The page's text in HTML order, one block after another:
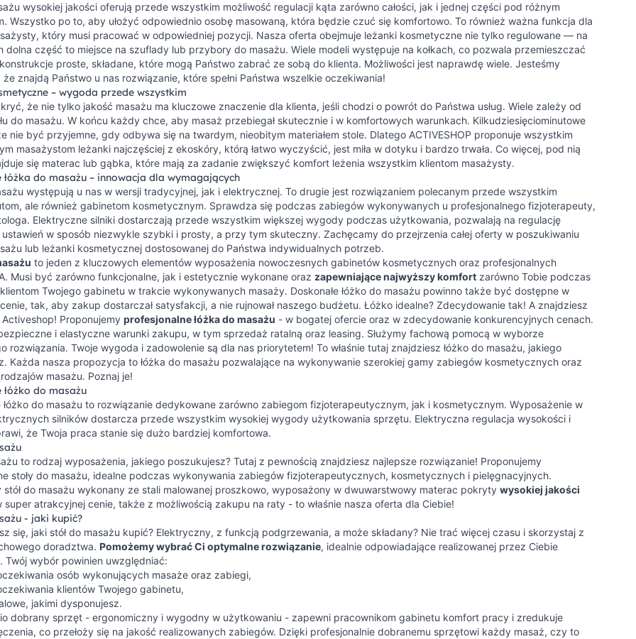
wysokiej jakości oferują przede wszystkim możliwość regulacji kąta zarówno całości, jak i jednej części pod różnym
Wszystko po to, aby ułożyć odpowiednio osobę masowaną, która będzie czuć się komfortowo. To również ważna funkcja dla
który musi pracować w odpowiedniej pozycji. Nasza oferta obejmuje leżanki kosmetyczne nie tylko regulowane — na
dolna część to miejsce na szuflady lub przybory do masażu. Wiele modeli występuje na kołkach, co pozwala przemieszczać
konstrukcje proste, składane, które mogą Państwo zabrać ze sobą do klienta. Możliwości jest naprawdę wiele. Jesteśmy
że znajdą Państwo u nas rozwiązanie, które spełni Państwa wszelkie oczekiwania!
– wygoda przede wszystkim
że nie tylko jakość masażu ma kluczowe znaczenie dla klienta, jeśli chodzi o powrót do Państwa usług. Wiele zależy od
do masażu. W końcu każdy chce, aby masaż przebiegał skutecznie i w komfortowych warunkach. Kilkudziesięciominutowe
nie być przyjemne, gdy odbywa się na twardym, nieobitym materiałem stole. Dlatego ACTIVESHOP proponuje wszystkim
masażystom leżanki najczęściej z ekoskóry, którą łatwo wyczyścić, jest miła w dotyku i bardzo trwała. Co więcej, pod nią
się materac lub gąbka, które mają za zadanie zwiększyć komfort leżenia wszystkim klientom masażysty.
łóżka do masażu – innowacja dla wymagających
występują u nas w wersji tradycyjnej, jak i elektrycznej. To drugie jest rozwiązaniem polecanym przede wszystkim
ale również gabinetom kosmetycznym. Sprawdza się podczas zabiegów wykonywanych u profesjonalnego fizjoterapeuty,
Elektryczne silniki dostarczają przede wszystkim większej wygody podczas użytkowania, pozwalają na regulację
w sposób niezwykle szybki i prosty, a przy tym skuteczny. Zachęcamy do przejrzenia całej oferty w poszukiwaniu
lub leżanki kosmetycznej dostosowanej do Państwa indywidualnych potrzeb.
to jeden z kluczowych elementów wyposażenia nowoczesnych gabinetów kosmetycznych oraz profesjonalnych
Musi być zarówno funkcjonalne, jak i estetycznie wykonane oraz zapewniające najwyższy komfort zarówno Tobie podczas
Twojego gabinetu w trakcie wykonywanych masaży. Doskonałe łóżko do masażu powinno także być dostępne w
tak, aby zakup dostarczał satysfakcji, a nie rujnował naszego budżetu. Łóżko idealne? Zdecydowanie tak! A znajdziesz
Proponujemy profesjonalne łóżka do masażu - w bogatej ofercie oraz w zdecydowanie konkurencyjnych cenach.
i elastyczne warunki zakupu, w tym sprzedaż ratalną oraz leasing. Służymy fachową pomocą w wyborze
rozwiązania. Twoje wygoda i zadowolenie są dla nas priorytetem! To właśnie tutaj znajdziesz łóżko do masażu, jakiego
Każda nasza propozycja to łóżka do masażu pozwalające na wykonywanie szerokiej gamy zabiegów kosmetycznych oraz
masażu. Poznaj je!
łóżko do masażu
łóżko do masażu to rozwiązanie dedykowane zarówno zabiegom fizjoterapeutycznym, jak i kosmetycznym. Wyposażenie w
silników dostarcza przede wszystkim wysokiej wygody użytkowania sprzętu. Elektryczna regulacja wysokości i
że Twoja praca stanie się dużo bardziej komfortowa.
to rodzaj wyposażenia, jakiego poszukujesz? Tutaj z pewnością znajdziesz najlepsze rozwiązanie! Proponujemy
stoły do masażu, idealne podczas wykonywania zabiegów fizjoterapeutycznych, kosmetycznych i pielęgnacyjnych.
stół do masażu wykonany ze stali malowanej proszkowo, wyposażony w dwuwarstwowy materac pokryty wysokiej jakości
super atrakcyjnej cenie, także z możliwością zakupu na raty - to właśnie nasza oferta dla Ciebie!
- jaki kupić?
się, jaki stół do masażu kupić? Elektryczny, z funkcją podgrzewania, a może składany? Nie trać więcej czasu i skorzystaj z
doradztwa. Pomożemy wybrać Ci optymalne rozwiązanie, idealnie odpowiadające realizowanej przez Ciebie
Twój wybór powinien uwzględniać:
osób wykonujących masaże oraz zabiegi,
klientów Twojego gabinetu,
jakimi dysponujesz.
dobrany sprzęt - ergonomiczny i wygodny w użytkowaniu - zapewni pracownikom gabinetu komfort pracy i zredukuje
co przełoży się na jakość realizowanych zabiegów. Dzięki profesjonalnie dobranemu sprzętowi każdy masaż, czy to